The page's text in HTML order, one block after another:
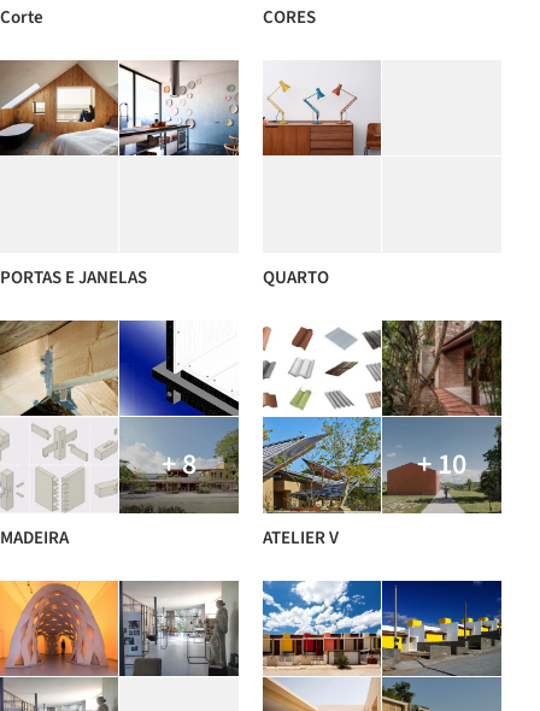
Corte CORES
PORTAS E JANELAS QUARTO
+ 8
MADEIRA
+ 10
ATELIER V